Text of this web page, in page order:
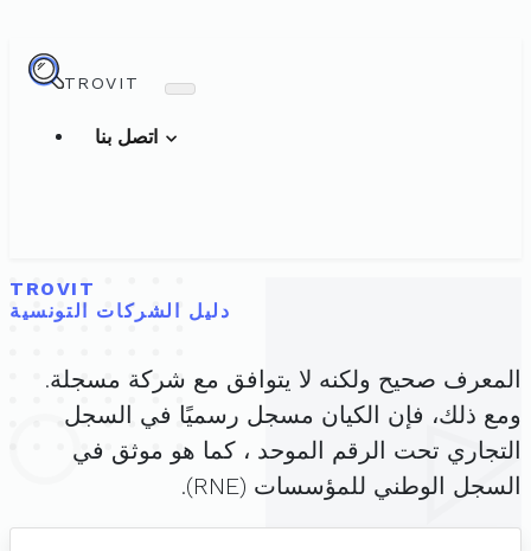
TROVIT
TROVIT
دليل الشركات التونسية
المعرف صحيح ولكنه لا يتوافق مع شركة مسجلة.
ومع ذلك، فإن الكيان مسجل رسميًا في السجل
التجاري تحت الرقم الموحد ، كما هو موثق في
السجل الوطني للمؤسسات (RNE).